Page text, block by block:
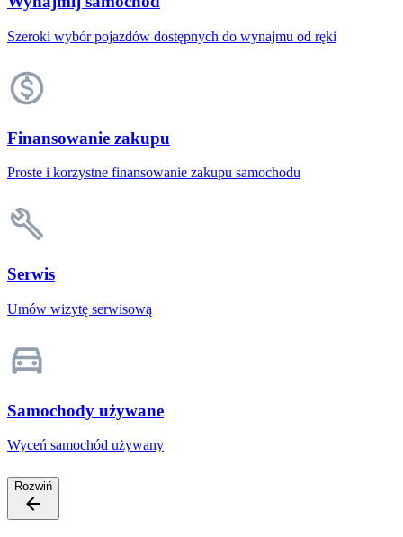
Szeroki wybór pojazdów dostępnych do wynajmu od ręki
Finansowanie zakupu
Proste i korzystne finansowanie zakupu samochodu
Serwis
Umów wizytę serwisową
Samochody używane
Wyceń samochód używany
Rozwiń